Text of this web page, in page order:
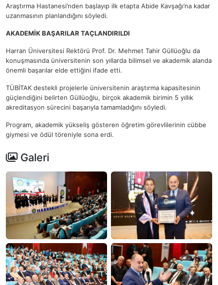
Araştırma Hastanesi’nden başlayıp ilk etapta Abide Kavşağı’na kadar
uzanmasının planlandığını söyledi.
AKADEMİK BAŞARILAR TAÇLANDIRILDI
Harran Üniversitesi Rektörü Prof. Dr. Mehmet Tahir Güllüoğlu da
konuşmasında üniversitenin son yıllarda bilimsel ve akademik alanda
önemli başarılar elde ettiğini ifade etti.
TÜBİTAK destekli projelerle üniversitenin araştırma kapasitesinin
güçlendiğini belirten Güllüoğlu, birçok akademik birimin 5 yıllık
akreditasyon sürecini başarıyla tamamladığını söyledi.
Program, akademik yükseliş gösteren öğretim görevlilerinin cübbe
giymesi ve ödül töreniyle sona erdi.
Galeri